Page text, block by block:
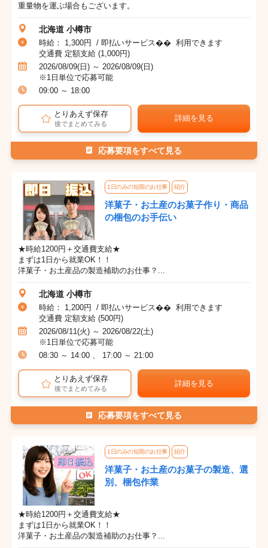
重量物を運ぶ場合もございます。
北海道 小樽市
時給： 1,300円 / 即払いサービス�� 利用できます
交通費 定額支給 (1,000円)
2026/08/09(日) ～ 2026/08/09(日)
※1日単位で応募可能
09:00 ～ 18:00
とりあえず保存
後でまとめてみる
詳細を見る
応募要項をすべて見る
1日のみの短期のお仕事 紹介
洋菓子・お土産のお菓子作り・商品
の梱包のお手伝い
★時給1200円＋交通費支給★
まずは1日から就業OK！！
洋菓子・お土産品の製造補助のお仕事？...
北海道 小樽市
時給： 1,200円 / 即払いサービス�� 利用できます
交通費 定額支給 (500円)
2026/08/11(火) ～ 2026/08/22(土)
※1日単位で応募可能
08:30 ～ 14:00 、 17:00 ～ 21:00
とりあえず保存
後でまとめてみる
詳細を見る
応募要項をすべて見る
1日のみの短期のお仕事 紹介
洋菓子・お土産のお菓子の製造、選
別、梱包作業
★時給1200円＋交通費支給★
まずは1日から就業OK！！
洋菓子・お土産品の製造補助のお仕事？...